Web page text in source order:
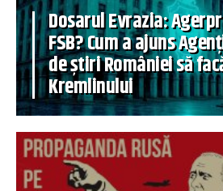
Dosarul Evrazia:
FSB? Cum a ajuns
de știri României să
Kremlinului